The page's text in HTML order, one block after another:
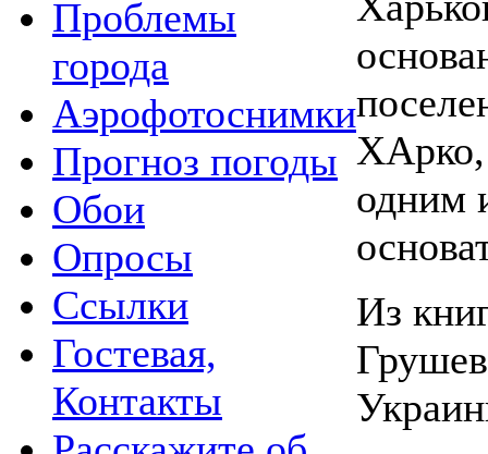
Проблемы
города
Аэрофотоснимки
Прогноз погоды
Обои
Опросы
Ссылки
Гостевая,
Контакты
ХАрко,
одним
Из